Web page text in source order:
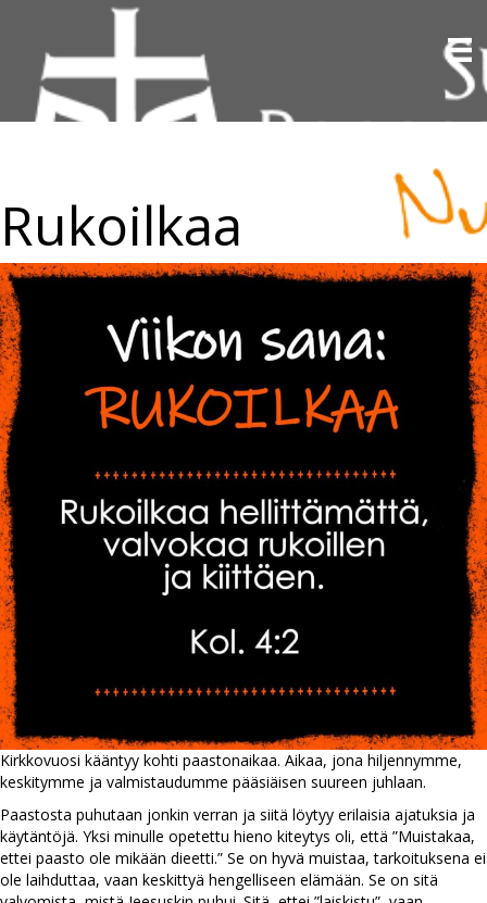
Rukoilkaa
Kirkkovuosi kääntyy kohti paastonaikaa. Aikaa, jona hiljennymme,
keskitymme ja valmistaudumme pääsiäisen suureen juhlaan.
Paastosta puhutaan jonkin verran ja siitä löytyy erilaisia ajatuksia ja
käytäntöjä. Yksi minulle opetettu hieno kiteytys oli, että ”Muistakaa,
ettei paasto ole mikään dieetti.” Se on hyvä muistaa, tarkoituksena ei
ole laihduttaa, vaan keskittyä hengelliseen elämään. Se on sitä